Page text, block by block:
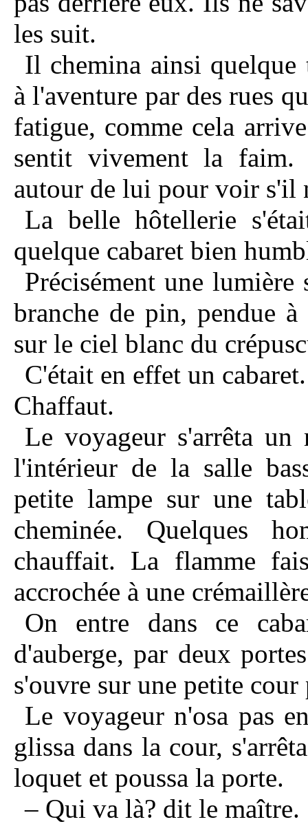
les suit.
Il chemina ainsi quelque
à l'aventure par des rues
fatigue, comme cela
sentit vivement la
autour de lui pour voir s'il
La belle hôtellerie
quelque cabaret bien
Précisément une
branche de pin, pendue
sur le ciel blanc du
C'était en effet un
Chaffaut.
Le voyageur s'arrêta
l'intérieur de la salle
petite lampe sur une
cheminée. Quelques
chauffait. La flamme
accrochée à une
On entre dans ce
d'auberge, par deux
s'ouvre sur une petite
Le voyageur n'osa pas
glissa dans la cour,
loquet et poussa la porte.
– Qui va là? dit le maître.